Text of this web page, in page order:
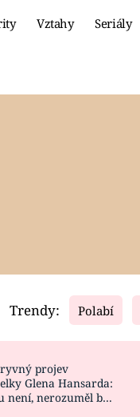
Vztahy Seriály
Video
Trendy: Polabí
projev
Glena Hansarda:
není, nerozuměl by